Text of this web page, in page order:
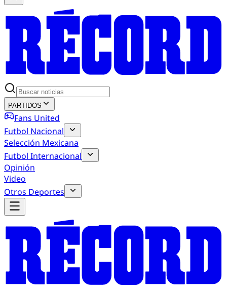
PARTIDOS
Fans United
Futbol Nacional
Selección Mexicana
Futbol Internacional
Opinión
Video
Otros Deportes